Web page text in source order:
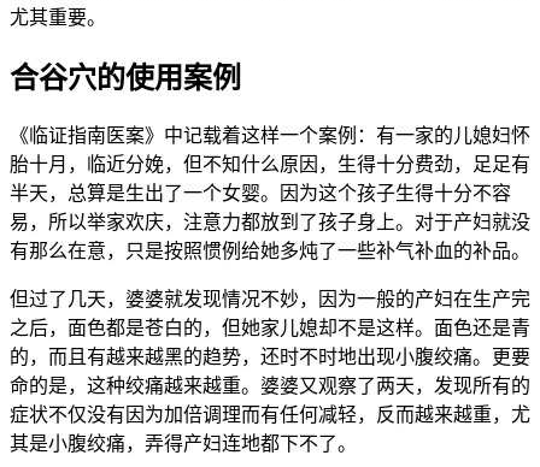
尤其重要。
合谷穴的使用案例
《临证指南医案》中记载着这样一个案例：有一家的儿媳妇怀
胎十月，临近分娩，但不知什么原因，生得十分费劲，足足有
半天，总算是生出了一个女婴。因为这个孩子生得十分不容
易，所以举家欢庆，注意力都放到了孩子身上。对于产妇就没
有那么在意，只是按照惯例给她多炖了一些补气补血的补品。
但过了几天，婆婆就发现情况不妙，因为一般的产妇在生产完
之后，面色都是苍白的，但她家儿媳却不是这样。面色还是青
的，而且有越来越黑的趋势，还时不时地出现小腹绞痛。更要
命的是，这种绞痛越来越重。婆婆又观察了两天，发现所有的
症状不仅没有因为加倍调理而有任何减轻，反而越来越重，尤
其是小腹绞痛，弄得产妇连地都下不了。